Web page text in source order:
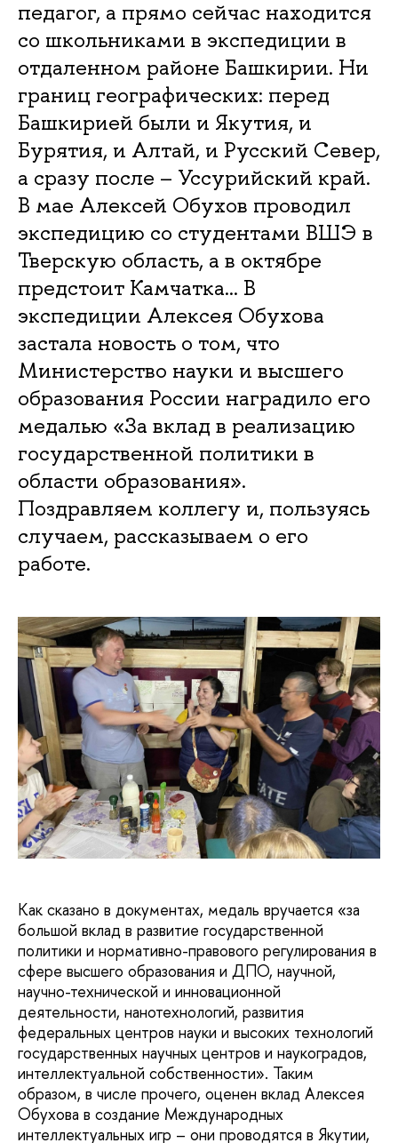
педагог, а прямо сейчас находится
со школьниками в экспедиции в
отдаленном районе Башкирии. Ни
границ географических: перед
Башкирией были и Якутия, и
Бурятия, и Алтай, и Русский Север,
а сразу после – Уссурийский край.
В мае Алексей Обухов проводил
экспедицию со студентами ВШЭ в
Тверскую область, а в октябре
предстоит Камчатка... В
экспедиции Алексея Обухова
застала новость о том, что
Министерство науки и высшего
образования России наградило его
медалью «За вклад в реализацию
государственной политики в
области образования».
Поздравляем коллегу и, пользуясь
случаем, рассказываем о его
работе.
Как сказано в документах, медаль вручается «за
большой вклад в развитие государственной
политики и нормативно-правового регулирования в
сфере высшего образования и ДПО, научной,
научно-технической и инновационной
деятельности, нанотехнологий, развития
федеральных центров науки и высоких технологий
государственных научных центров и наукоградов,
интеллектуальной собственности». Таким
образом, в числе прочего, оценен вклад Алексея
Обухова в создание Международных
интеллектуальных игр – они проводятся в Якутии,